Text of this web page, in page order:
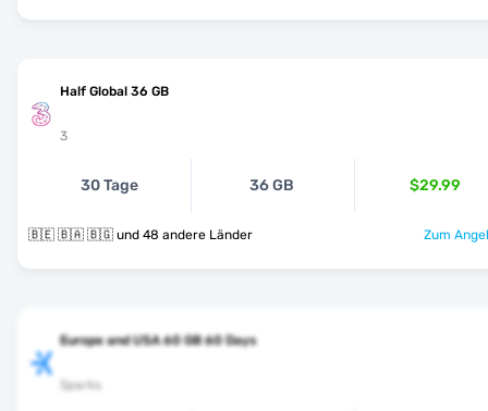
Half Global 36 GB
3
30 Tage 36 GB $29.99
🇧🇪 🇧🇦 🇧🇬 und 48 andere Länder Zum
Europe and USA 60 GB 60 Days
Sparks